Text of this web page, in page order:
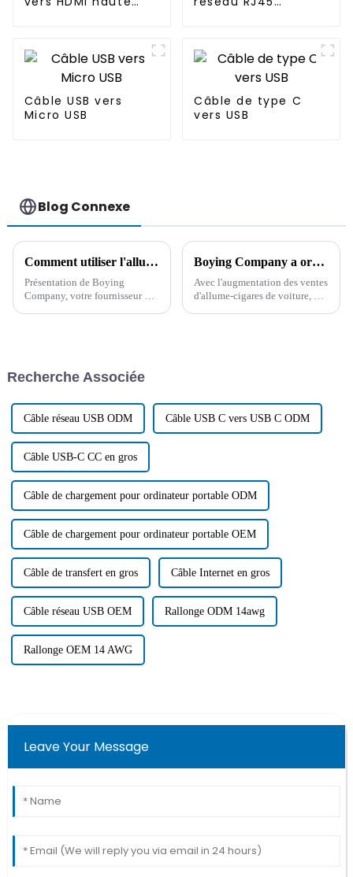
Câble USB vers
Micro USB
Câble de type C
vers USB
Blog Connexe
Comment utiliser l'allume-cigare de la voiture ?
Présentation de Boying
Company, votre fournisseur de
Boying Company a organisé une réunion de gestion de la qualité pour souligner les avantages de qualité des produits de câble
Avec l'augmentation des ventes
d'allume-cigares de voiture, de
Recherche Associée
Câble réseau USB ODM Câble USB C vers USB C ODM
Câble USB-C CC en gros
Câble de chargement pour ordinateur portable ODM
Câble de chargement pour ordinateur portable OEM
Câble de transfert en gros Câble Internet en gros
Câble réseau USB OEM Rallonge ODM 14awg
Rallonge OEM 14 AWG
Leave Your Message